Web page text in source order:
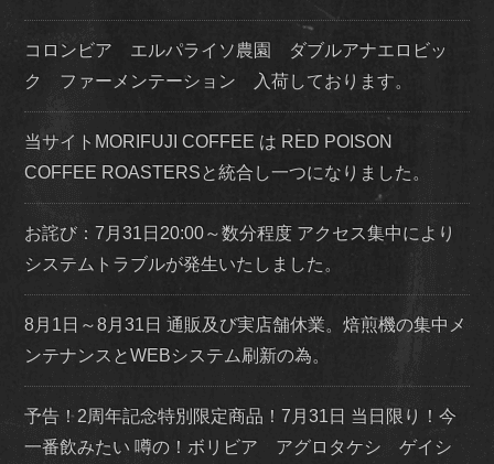
コロンビア エルパライソ農園 ダブルアナエロビッ
ク ファーメンテーション 入荷しております。
当サイトMORIFUJI COFFEE は RED POISON
COFFEE ROASTERSと統合し一つになりました。
お詫び：7月31日20:00～数分程度 アクセス集中により
システムトラブルが発生いたしました。
8月1日～8月31日 通販及び実店舗休業。焙煎機の集中メ
ンテナンスとWEBシステム刷新の為。
予告！2周年記念特別限定商品！7月31日 当日限り！今
一番飲みたい 噂の！ボリビア アグロタケシ ゲイシ